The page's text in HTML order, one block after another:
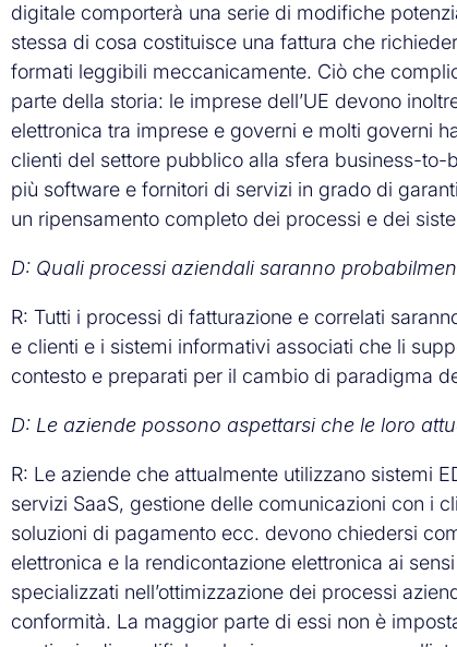
digitale comporterà una serie di modifiche
stessa di cosa costituisce una fattura che
formati leggibili meccanicamente. Ciò che
parte della storia: le imprese dell’UE devono
elettronica tra imprese e governi e molti governi
clienti del settore pubblico alla sfera business-
più software e fornitori di servizi in grado di
un ripensamento completo dei processi e dei
D: Quali processi aziendali saranno
R: Tutti i processi di fatturazione e correlati
e clienti e i sistemi informativi associati che li
contesto e preparati per il cambio di paradigma
D: Le aziende possono aspettarsi che le loro
R: Le aziende che attualmente utilizzano sistemi
servizi SaaS, gestione delle comunicazioni con i
soluzioni di pagamento ecc. devono chiedersi
elettronica e la rendicontazione elettronica ai
specializzati nell’ottimizzazione dei processi
conformità. La maggior parte di essi non è